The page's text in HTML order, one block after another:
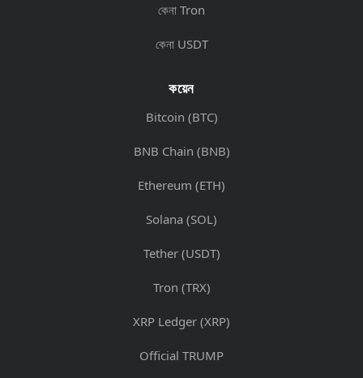
কেনা Tron
কেনা USDT
কয়েন
Bitcoin (BTC)
BNB Chain (BNB)
Ethereum (ETH)
Solana (SOL)
Tether (USDT)
Tron (TRX)
XRP Ledger (XRP)
Official TRUMP